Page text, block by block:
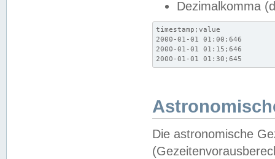
Dezimalkomma
timestamp;value
2000-01-01 01:00;646
2000-01-01 01:15;646
2000-01-01 01:30;645
Die astronomische